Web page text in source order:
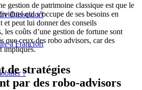
Düsseldorf
à Francfort
?
gestion de patrimoine classique est que le
qui s’occupe de ses besoins en
et peut lui donner des conseils
les coûts d’une gestion de fortune sont
que ceux des robo advisors, car des
impliqués.
de stratégies
par des robo-advisors